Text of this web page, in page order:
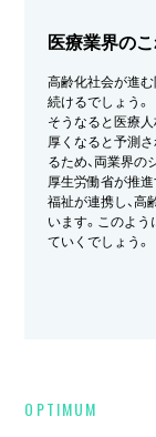
医療業界の
高齢化社会が進
続けるでしょう。
そうなると医療
厚くなると予測
るため、両業界
厚生労働省が推進
福祉が連携し、
います。このよ
ていくでしょう。
OPTIMUM